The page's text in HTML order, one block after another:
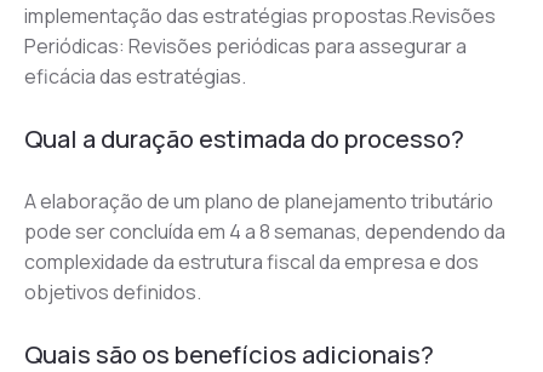
implementação das estratégias propostas.Revisões
Periódicas: Revisões periódicas para assegurar a
eficácia das estratégias.
Qual a duração estimada do processo?
A elaboração de um plano de planejamento tributário
pode ser concluída em 4 a 8 semanas, dependendo da
complexidade da estrutura fiscal da empresa e dos
objetivos definidos.
Quais são os benefícios adicionais?